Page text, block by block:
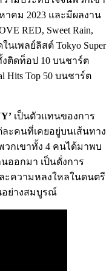
าคม 2023 และมีผลงาน
RED, Sweet Rain,
ในเพลย์ลิสต์ Tokyo Super
งติดท็อป 10 บนชาร์ต
Hits Top 50 บนชาร์ต
เป็นตัวแทนของการ
ะคนที่เคยอยู่บนเส้นทาง
กเขาทั้ง 4 คนได้มาพบ
ออกมา เป็นดั่งการ
ะความหลงใหลในดนตรี
อย่างสมบูรณ์